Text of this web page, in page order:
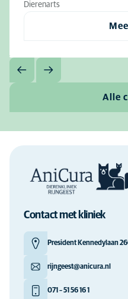
Dierenarts
Alle
Contact met kliniek
President Kennedylaan
rijngeest@anicura.nl
071 – 51 56 16 1